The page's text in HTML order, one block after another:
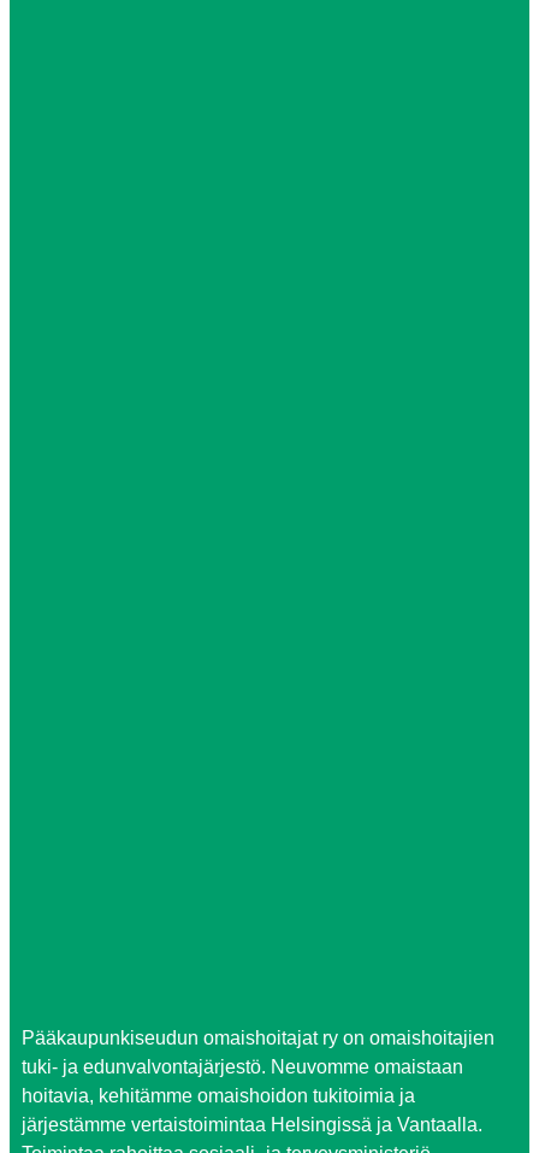
Pääkaupunkiseudun omaishoitajat ry on omaishoitajien
tuki- ja edunvalvontajärjestö. Neuvomme omaistaan
hoitavia, kehitämme omaishoidon tukitoimia ja
järjestämme vertaistoimintaa Helsingissä ja Vantaalla.